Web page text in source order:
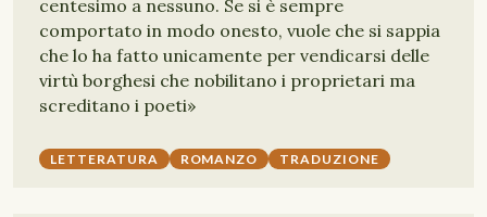
centesimo a nessuno. Se si è sempre
comportato in modo onesto, vuole che si sappia
che lo ha fatto unicamente per vendicarsi delle
virtù borghesi che nobilitano i proprietari ma
screditano i poeti»
LETTERATURA ROMANZO TRADUZIONE